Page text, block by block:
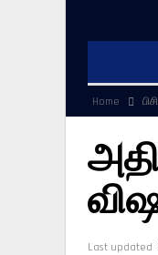
Home
Last updated